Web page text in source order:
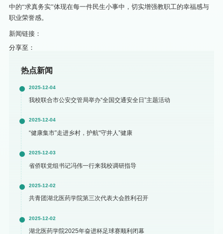
中的“求真务实”体现在每一件民生小事中，切实增强教职工的幸福感与
职业荣誉感。
新闻链接：
分享至：
热点新闻
2025-12-04
我校联合市公安交管局举办“全国交通安全日”主题活动
2025-12-04
“健康集市”走进乡村，护航“守井人”健康
2025-12-03
省侨联党组书记冯伟一行来我校调研指导
2025-12-02
共青团湖北医药学院第三次代表大会胜利召开
2025-12-02
湖北医药学院2025年奋进杯足球赛顺利闭幕